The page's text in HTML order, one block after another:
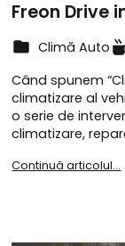
Freon Drive
Climă Auto
Când spunem
climatizare al
o serie de
climatizare,
Continuă articolul...